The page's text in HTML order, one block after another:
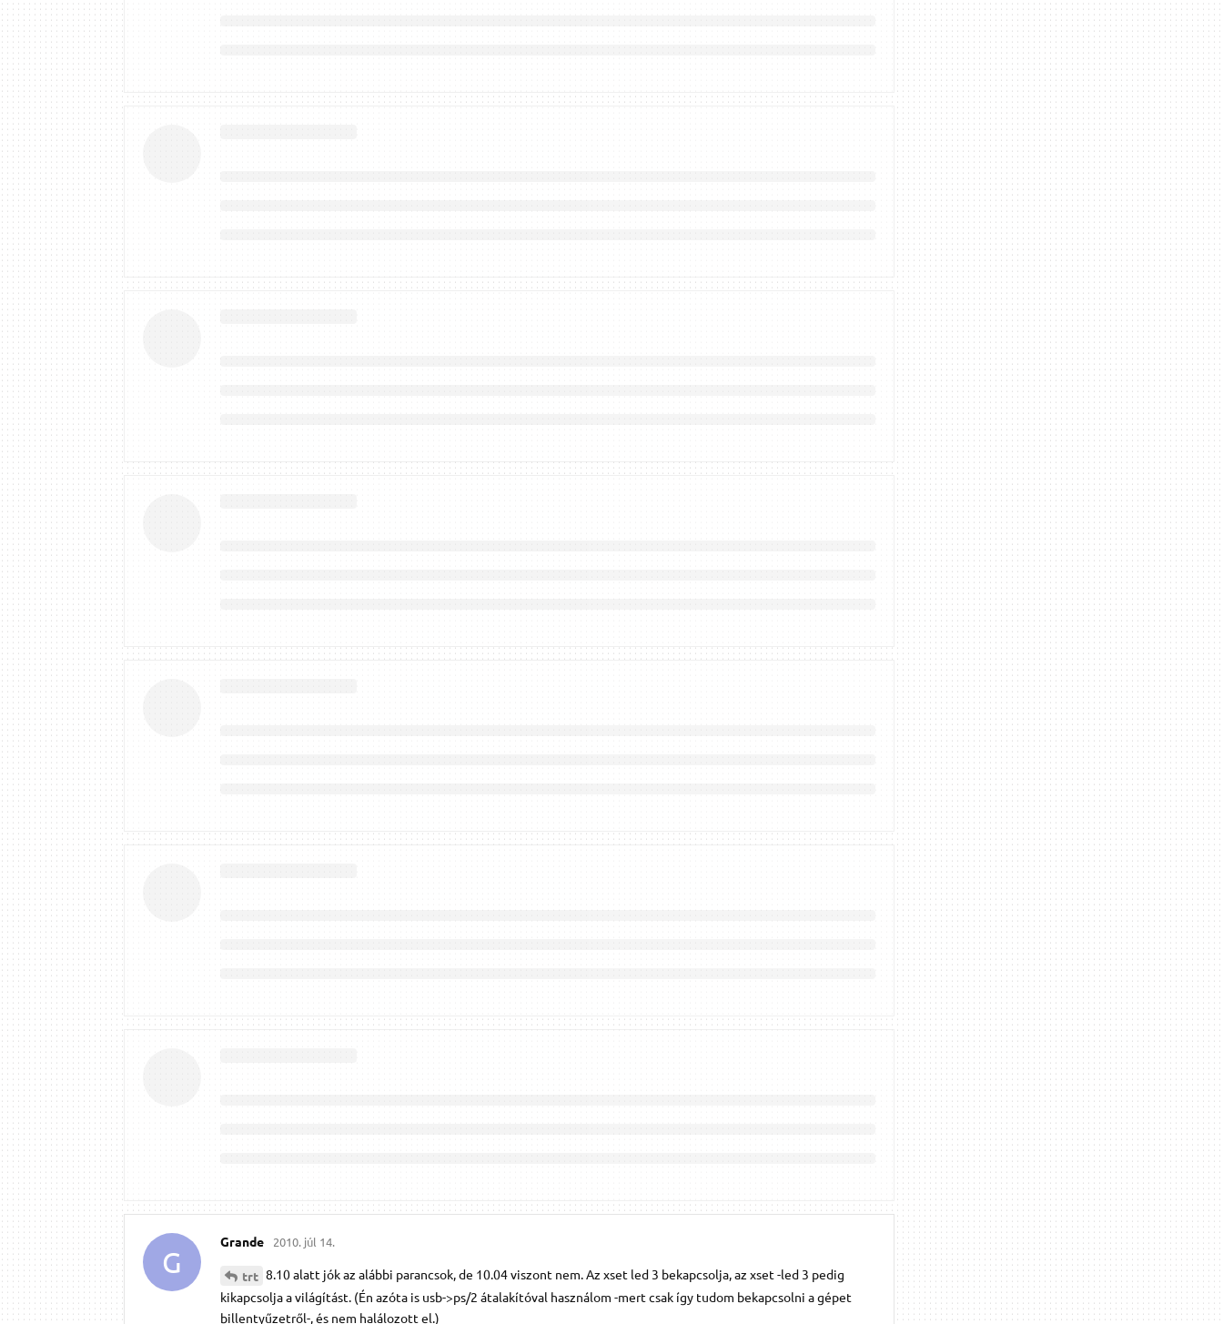
G
Grande 2010. júl 14.
trt 8.10 alatt jók az alábbi parancsok, de 10.04 viszont nem. Az xset led 3 bekapcsolja, az xset -led 3 pedig
kikapcsolja a világítást. (Én azóta is usb->ps/2 átalakítóval használom -mert csak így tudom bekapcsolni a gépet
billentyűzetről-, és nem halálozott el.)